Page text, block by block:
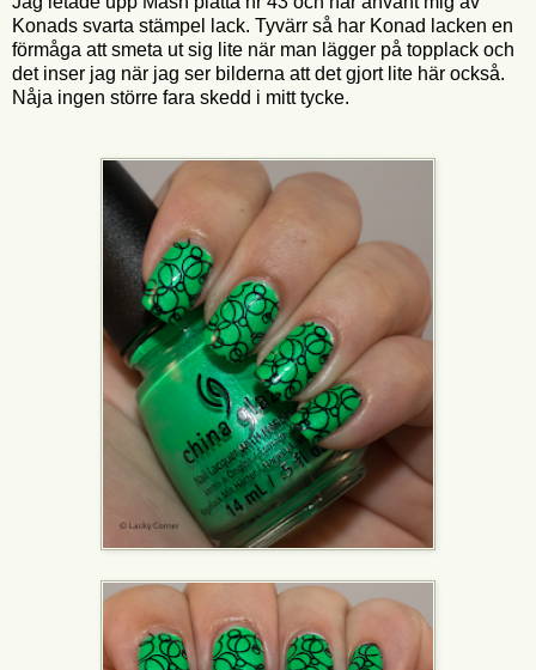
Konads svarta stämpel lack. Tyvärr så har Konad lacken en
förmåga att smeta ut sig lite när man lägger på topplack och
det inser jag när jag ser bilderna att det gjort lite här också.
Nåja ingen större fara skedd i mitt tycke.